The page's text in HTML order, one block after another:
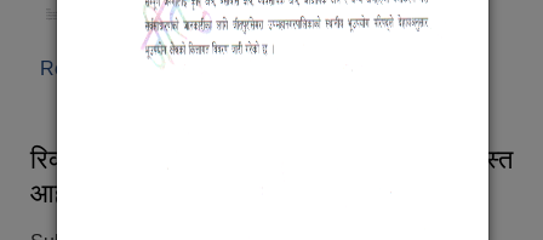
Read more
about श्री सम्बन्धित सामुदायिक विद्यालयका
रिक्त पदमा स्थायी शिक्षक सरुवा सम्बन्धी दरखास्त
आह्वान सम्बन्धी सूचना ।